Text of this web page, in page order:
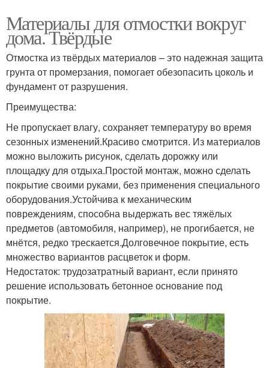
Материалы для отмостки вокруг
дома. Твёрдые
Отмостка из твёрдых материалов – это надежная защита
грунта от промерзания, помогает обезопасить цоколь и
фундамент от разрушения.
Преимущества:
Не пропускает влагу, сохраняет температуру во время
сезонных изменений.Красиво смотрится. Из материалов
можно выложить рисунок, сделать дорожку или
площадку для отдыха.Простой монтаж, можно сделать
покрытие своими руками, без применения специального
оборудования.Устойчива к механическим
повреждениям, способна выдержать вес тяжёлых
предметов (автомобиля, например), не прогибается, не
мнётся, редко трескается.Долговечное покрытие, есть
множество вариантов расцветок и форм.
Недостаток: трудозатратный вариант, если принято
решение использовать бетонное основание под
покрытие.